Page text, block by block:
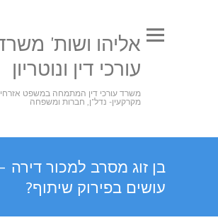
אליהו ושות'
עורכי דין ונוטריון
משרד עורכי דין המתמחה במשפט
מקרקעין- נדל"ן, חברות ומשפחה
בן זוג מסרב למכור דירה
עושים בפירוק שיתוף?